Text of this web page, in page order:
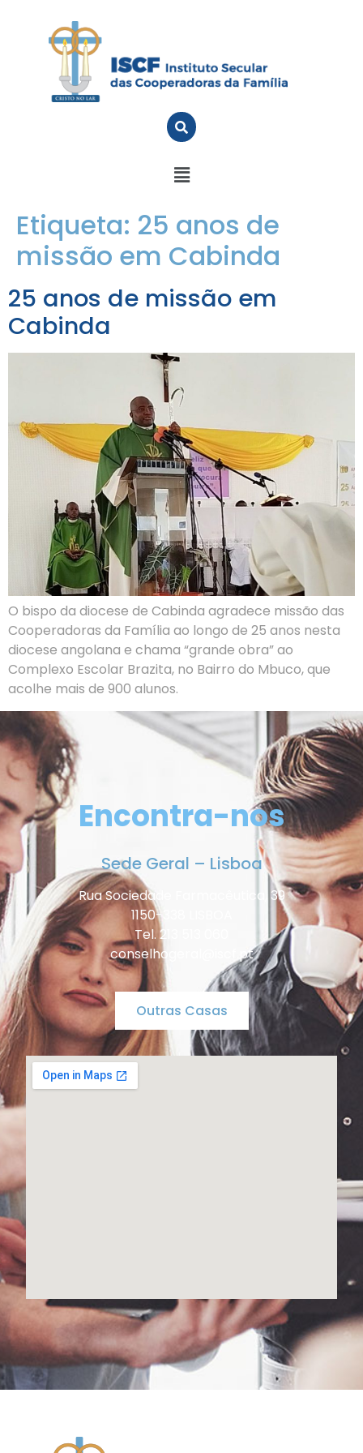
Etiqueta: 25 anos de
missão em Cabinda
25 anos de missão em
Cabinda
O bispo da diocese de Cabinda agradece missão das
Cooperadoras da Família ao longo de 25 anos nesta
diocese angolana e chama “grande obra” ao
Complexo Escolar Brazita, no Bairro do Mbuco, que
acolhe mais de 900 alunos.
Encontra-nos
Sede Geral – Lisboa
Rua Sociedade Farmacêutica, 39
1150-338 LISBOA
Tel. 213 513 060
conselhogeral@iscf.pt
Outras Casas